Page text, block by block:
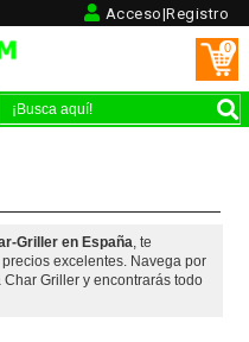
Acceso|Registro
0
Griller en España, te
excelentes. Navega por
Griller y encontrarás todo